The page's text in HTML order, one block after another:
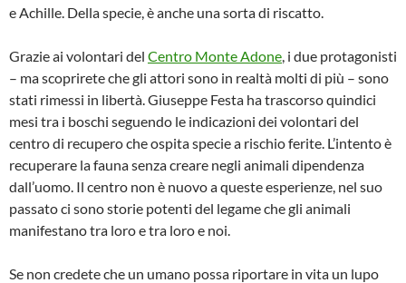
e Achille. Della specie, è anche una sorta di riscatto.
Grazie ai volontari del Centro Monte Adone, i due protagonisti
– ma scoprirete che gli attori sono in realtà molti di più – sono
stati rimessi in libertà. Giuseppe Festa ha trascorso quindici
mesi tra i boschi seguendo le indicazioni dei volontari del
centro di recupero che ospita specie a rischio ferite. L’intento è
recuperare la fauna senza creare negli animali dipendenza
dall’uomo. Il centro non è nuovo a queste esperienze, nel suo
passato ci sono storie potenti del legame che gli animali
manifestano tra loro e tra loro e noi.
Se non credete che un umano possa riportare in vita un lupo